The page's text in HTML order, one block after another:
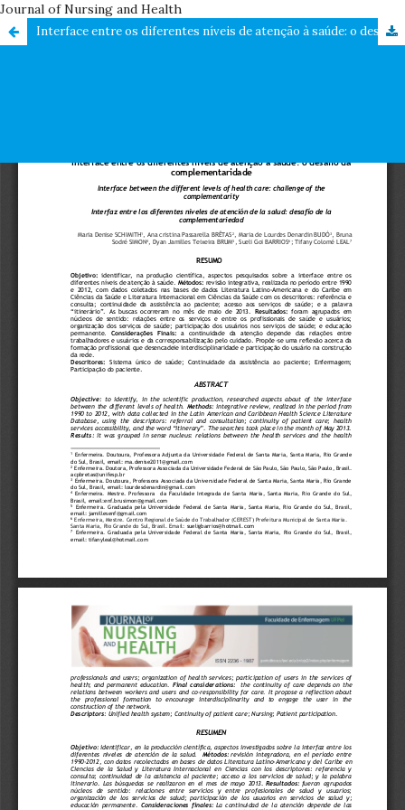
Journal of Nursing and Health
Interface entre os diferentes níveis de atenção à saúde: o desafio da complementaridade